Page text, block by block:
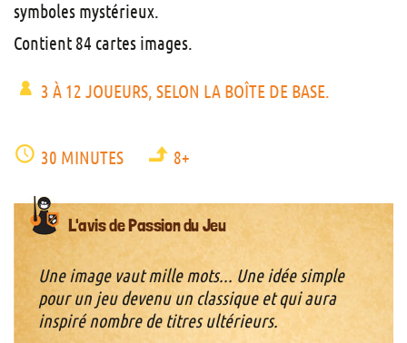
symboles mystérieux.
Contient 84 cartes images.
3 À 12 JOUEURS, SELON LA BOÎTE DE BASE.
30 MINUTES 8+
L'avis de Passion du Jeu
Une image vaut mille mots... Une idée simple
pour un jeu devenu un classique et qui aura
inspiré nombre de titres ultérieurs.